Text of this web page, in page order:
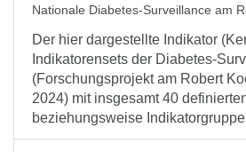
Nationale Diabetes-Surveillance am
Der hier dargestellte Indikator
Indikatorensets der Diabetes-
(Forschungsprojekt am Robert
2024) mit insgesamt 40
beziehungsweise